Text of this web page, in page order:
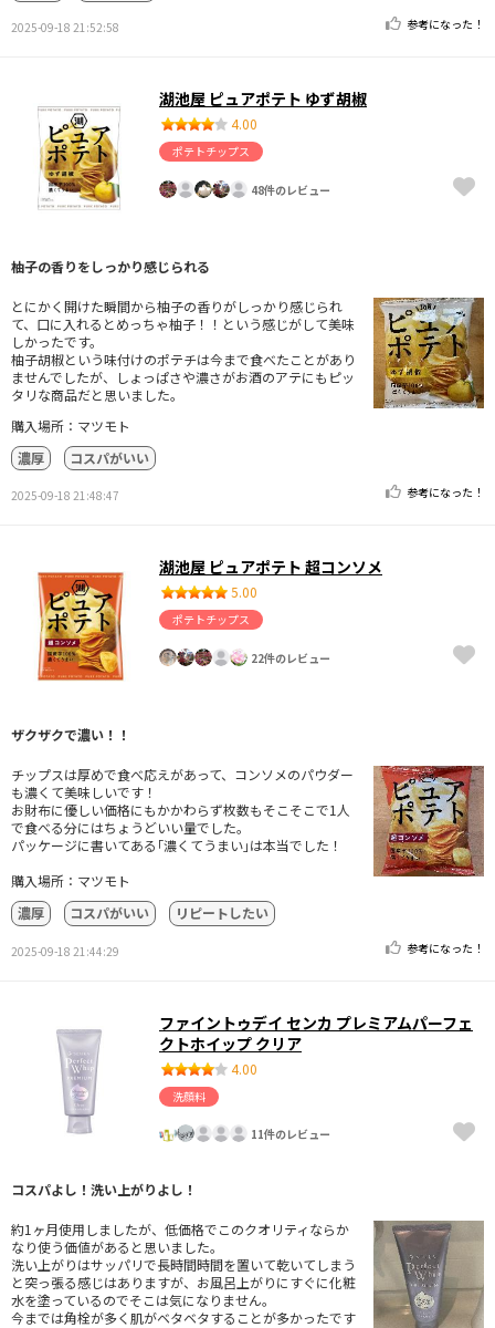
2025-09-18 21:52:58 参考になった！
湖池屋 ピュアポテト ゆず胡椒
4.00
ポテトチップス
48件のレビュー
柚子の香りをしっかり感じられる
とにかく開けた瞬間から柚子の香りがしっかり感じられ
て、口に入れるとめっちゃ柚子！！という感じがして美味
しかったです。
柚子胡椒という味付けのポテチは今まで食べたことがあり
ませんでしたが、しょっぱさや濃さがお酒のアテにもピッ
タリな商品だと思いました。
購入場所：マツモト
濃厚
コスパがいい
2025-09-18 21:48:47 参考になった！
湖池屋 ピュアポテト 超コンソメ
5.00
ポテトチップス
22件のレビュー
ザクザクで濃い！！
チップスは厚めで食べ応えがあって、コンソメのパウダー
も濃くて美味しいです！
お財布に優しい価格にもかかわらず枚数もそこそこで1人
で食べる分にはちょうどいい量でした。
パッケージに書いてある｢濃くてうまい｣は本当でした！
購入場所：マツモト
濃厚
コスパがいい リピートしたい
2025-09-18 21:44:29 参考になった！
ファイントゥデイ センカ プレミアムパーフェ
クトホイップ クリア
4.00
洗顔料
11件のレビュー
コスパよし！洗い上がりよし！
約1ヶ月使用しましたが、低価格でこのクオリティならか
なり使う価値があると思いました。
洗い上がりはサッパリで長時間時間を置いて乾いてしまう
と突っ張る感じはありますが、お風呂上がりにすぐに化粧
水を塗っているのでそこは気になりません。
今までは角栓が多く肌がベタベタすることが多かったです